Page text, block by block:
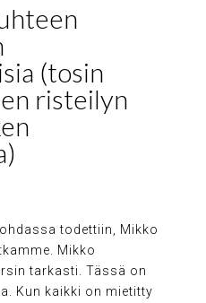
(tosin
risteilyn
todettiin, Mikko
Mikko
tarkasti. Tässä on
Kun kaikki on mietitty